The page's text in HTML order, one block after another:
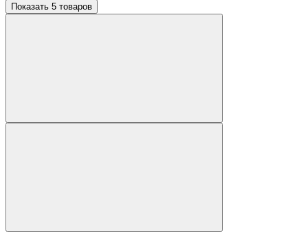
Показать 5 товаров